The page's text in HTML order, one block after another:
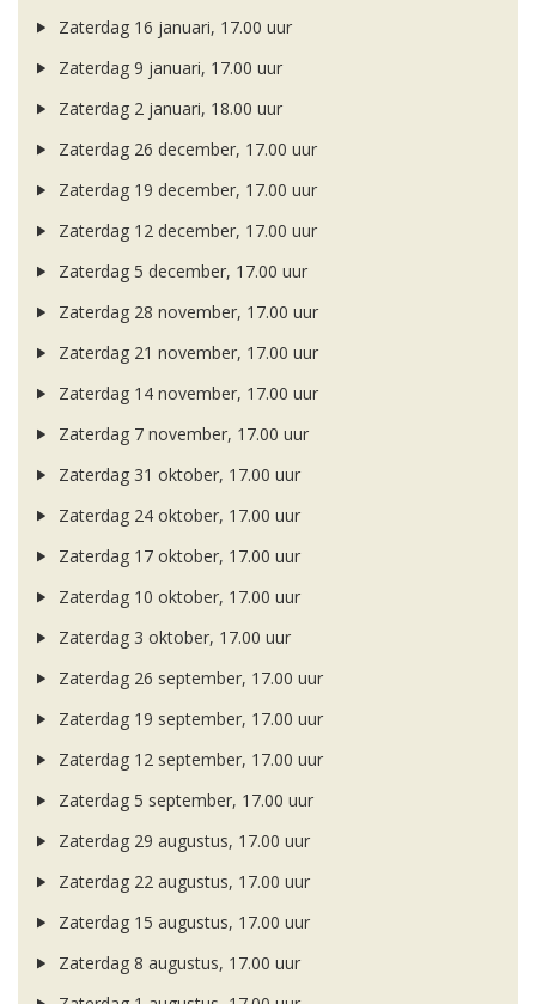
Zaterdag 16 januari, 17.00 uur
Zaterdag 9 januari, 17.00 uur
Zaterdag 2 januari, 18.00 uur
Zaterdag 26 december, 17.00 uur
Zaterdag 19 december, 17.00 uur
Zaterdag 12 december, 17.00 uur
Zaterdag 5 december, 17.00 uur
Zaterdag 28 november, 17.00 uur
Zaterdag 21 november, 17.00 uur
Zaterdag 14 november, 17.00 uur
Zaterdag 7 november, 17.00 uur
Zaterdag 31 oktober, 17.00 uur
Zaterdag 24 oktober, 17.00 uur
Zaterdag 17 oktober, 17.00 uur
Zaterdag 10 oktober, 17.00 uur
Zaterdag 3 oktober, 17.00 uur
Zaterdag 26 september, 17.00 uur
Zaterdag 19 september, 17.00 uur
Zaterdag 12 september, 17.00 uur
Zaterdag 5 september, 17.00 uur
Zaterdag 29 augustus, 17.00 uur
Zaterdag 22 augustus, 17.00 uur
Zaterdag 15 augustus, 17.00 uur
Zaterdag 8 augustus, 17.00 uur